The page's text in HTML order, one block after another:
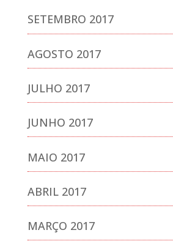
SETEMBRO 2017
AGOSTO 2017
JULHO 2017
JUNHO 2017
MAIO 2017
ABRIL 2017
MARÇO 2017